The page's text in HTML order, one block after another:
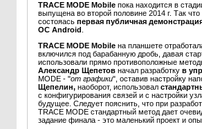
TRACE MODE Mobile пока находится в
выпущена во второй половине 2014 г. Так
состояась первая публичная
ОС Android
TRACE MODE Mobile на планшете
включился под барабанную дробь, давая
использовали прямо противоположные
Александр Щепетов начал разработку в
MODE - "от графики", оставив настройку
Щепелин, наоборот, использовал
с конфигурирования связей и с настройки
будущее. Следует пояснить, что при
TRACE MODE стандартный метод дает
задание финала - это маленький проект и